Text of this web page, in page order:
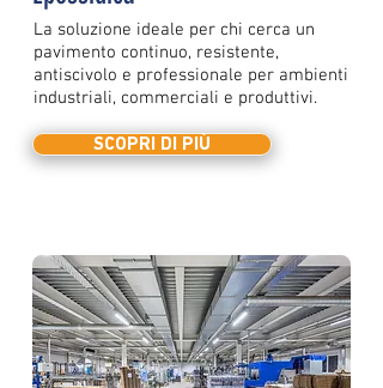
La soluzione ideale per chi cerca un
pavimento continuo, resistente,
antiscivolo e professionale per ambienti
industriali, commerciali e produttivi.
SCOPRI DI PIÙ